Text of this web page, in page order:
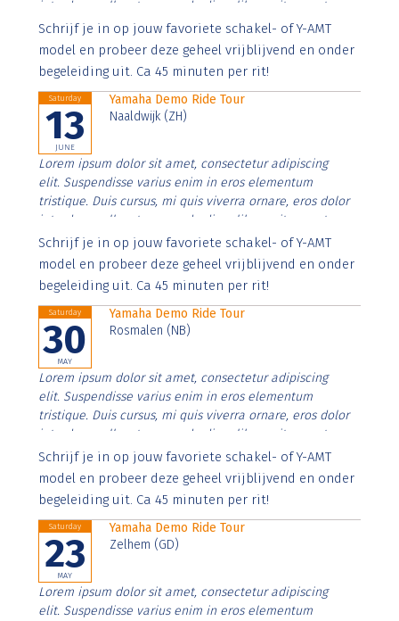
interdum nulla, ut commodo diam libero vitae erat.
Aenean faucibus nibh et justo cursus id rutrum lorem
imperdiet. Nunc ut sem vitae risus tristique posuere.
Schrijf je in op jouw favoriete schakel- of Y-AMT
model en probeer deze geheel vrijblijvend en onder
begeleiding uit. Ca 45 minuten per rit!
Saturday
13
JUNE
Yamaha Demo Ride Tour
Naaldwijk (ZH)
Lorem ipsum dolor sit amet, consectetur adipiscing
elit. Suspendisse varius enim in eros elementum
tristique. Duis cursus, mi quis viverra ornare, eros dolor
interdum nulla, ut commodo diam libero vitae erat.
Aenean faucibus nibh et justo cursus id rutrum lorem
imperdiet. Nunc ut sem vitae risus tristique posuere.
Schrijf je in op jouw favoriete schakel- of Y-AMT
model en probeer deze geheel vrijblijvend en onder
begeleiding uit. Ca 45 minuten per rit!
Saturday
30
MAY
Yamaha Demo Ride Tour
Rosmalen (NB)
Lorem ipsum dolor sit amet, consectetur adipiscing
elit. Suspendisse varius enim in eros elementum
tristique. Duis cursus, mi quis viverra ornare, eros dolor
interdum nulla, ut commodo diam libero vitae erat.
Aenean faucibus nibh et justo cursus id rutrum lorem
imperdiet. Nunc ut sem vitae risus tristique posuere.
Schrijf je in op jouw favoriete schakel- of Y-AMT
model en probeer deze geheel vrijblijvend en onder
begeleiding uit. Ca 45 minuten per rit!
Saturday
23
MAY
Yamaha Demo Ride Tour
Zelhem (GD)
Lorem ipsum dolor sit amet, consectetur adipiscing
elit. Suspendisse varius enim in eros elementum